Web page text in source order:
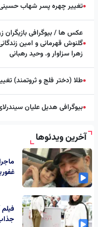
●تغییر چهره پسر شهاب حسینی در ۲۲
●
عکس ها / بیوگرافی
گلنوش قهرمانی و امین
زهرا سزاوار و. وحید رهبانی
●طلا (دختر فلج و ثروتمند) تغییر
●بیوگرافی هدیل علیان
آخرین ویدئوها